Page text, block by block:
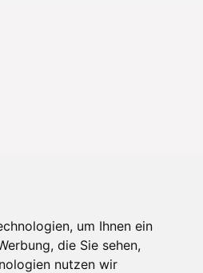
um Ihnen ein
die Sie sehen,
nutzen wir